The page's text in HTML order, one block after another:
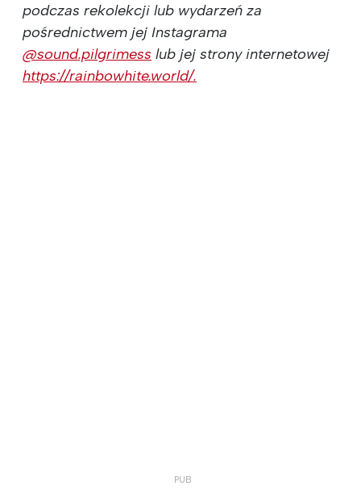
podczas rekolekcji lub wydarzeń za
pośrednictwem jej Instagrama
@sound.pilgrimess lub jej strony internetowej
https://rainbowhite.world/.